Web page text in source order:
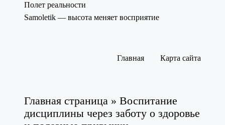
Полет реальности
Samoletik — высота меняет восприятие
Главная Карта сайта
Главная страница » Воспитание
дисциплины через заботу о здоровье